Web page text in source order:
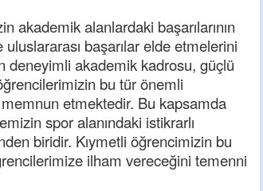
akademik alanlardaki başarılarının
başarılar elde etmelerini
deneyimli akademik kadrosu, güçlü
bu tür önemli
etmektedir. Bu kapsamda
spor alanındaki istikrarlı
biridir. Kıymetli öğrencimizin bu
ilham vereceğini temenni
Ereğlili
Ereğli Futbol Kulübünü Erdemir'i özelleştirenler
düşünsün ve sahip çıksınlar. Erdemir
özelleştirilmeseydi sponsor olurdu ve para
probl... DEVAMI
Ereğlili
Tebrikler başkanım ve yönetim kurulu, güzel
bir hizmet.Ereğlimizin terası sayenizde huzur
ve ahlak bulacak teşekkürler